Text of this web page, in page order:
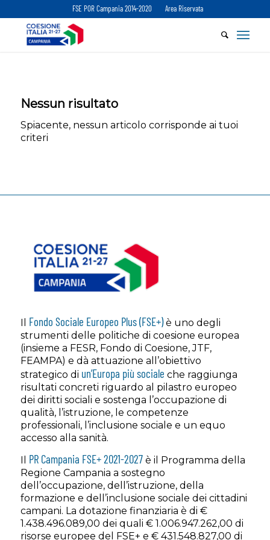
FSE POR Campania 2014-2020 Area Riservata
Nessun risultato
Spiacente, nessun articolo corrisponde ai tuoi
criteri
Fondo Sociale Europeo Plus (FSE+)è uno degli
strumenti delle politiche di coesione europea
(insieme a FESR, Fondo di Coesione, JTF,
FEAMPA) e dà attuazione all’obiettivo
strategico di un’Europa più sociale che raggiunga
risultati concreti riguardo al pilastro europeo
dei diritti sociali e sostenga l’occupazione di
qualità, l’istruzione, le competenze
professionali, l’inclusione sociale e un equo
accesso alla sanità.
Il PR Campania FSE+ 2021-2027è il Programma della
Regione Campania a sostegno
dell’occupazione, dell’istruzione, della
formazione e dell’inclusione sociale dei cittadini
campani. La dotazione finanziaria è di €
1.438.496.089,00 dei quali € 1.006.947.262,00 di
risorse europee del FSE+ e € 431.548.827,00 di